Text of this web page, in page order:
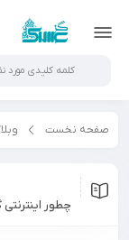
صفحه نخست
چطور